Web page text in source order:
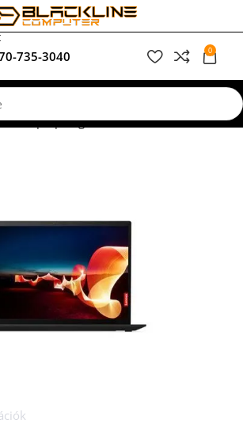
735-3040
0
laptopok garanciával Irodai Munkához